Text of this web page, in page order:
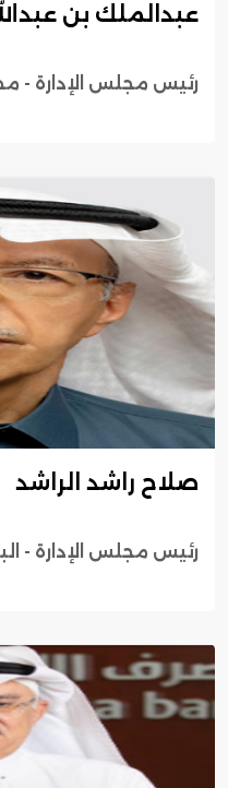
عبدالملك بن
رئيس مجلس الإدارة -
صلاح راشد الراشد
رئيس مجلس الإدارة -